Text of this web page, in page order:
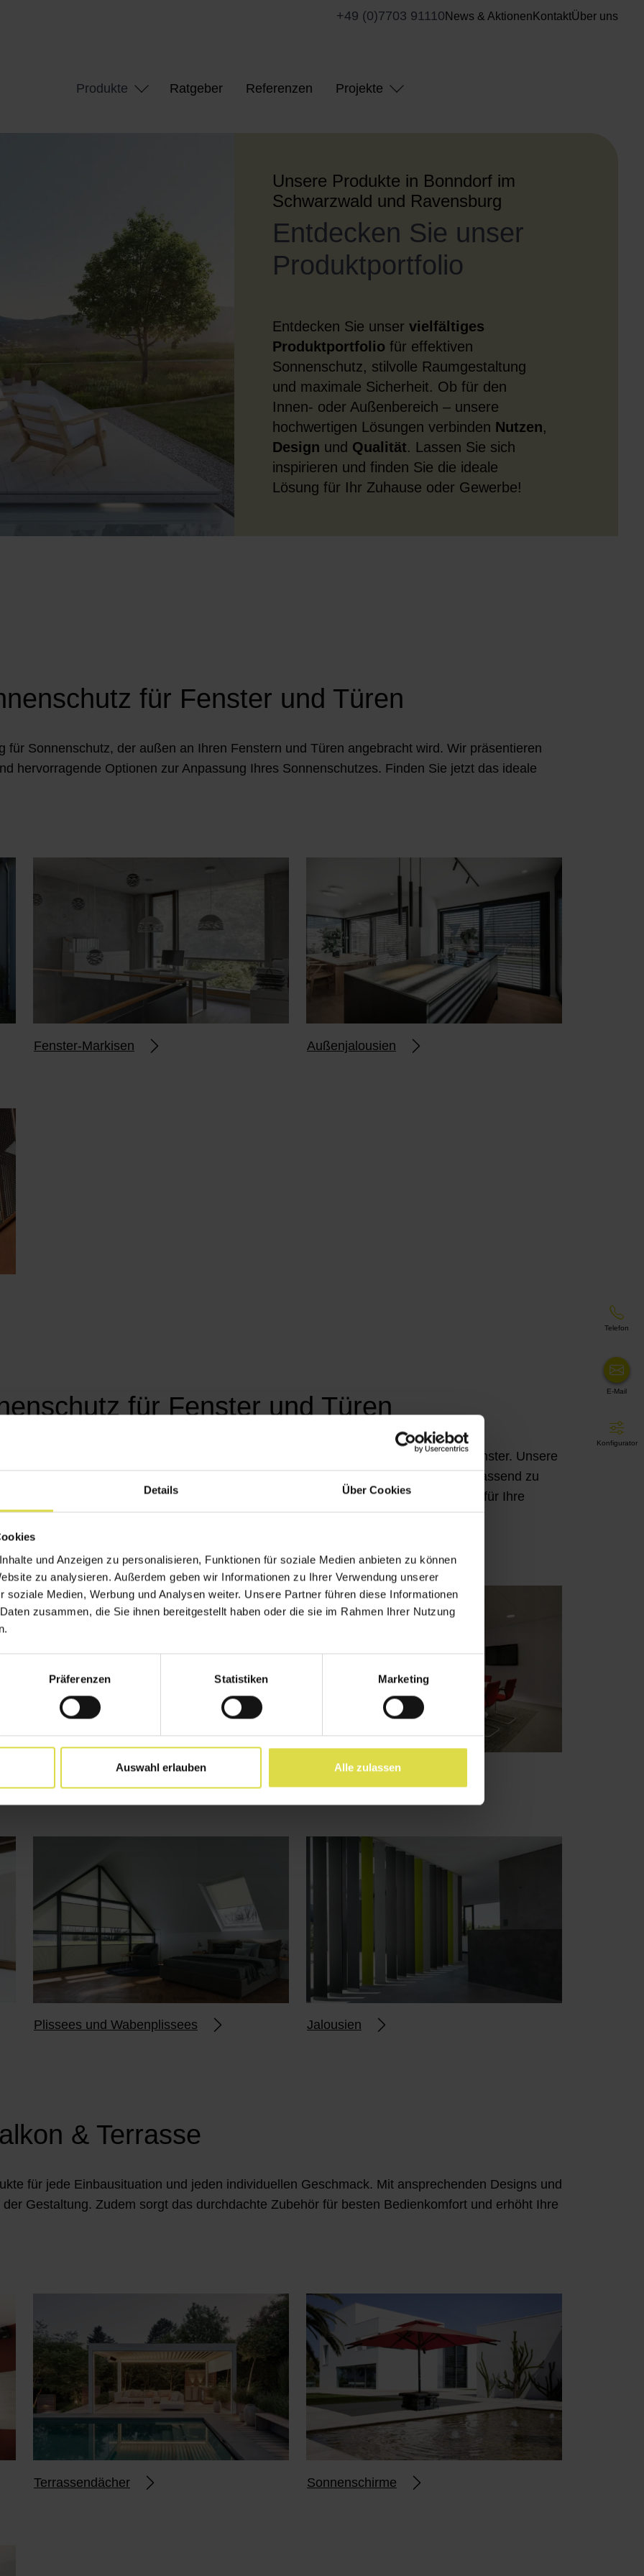
Details Über Cookies
und Anzeigen zu personalisieren, Funktionen für soziale Medien anbieten zu können
zu analysieren. Außerdem geben wir Informationen zu Ihrer Verwendung unserer
soziale Medien, Werbung und Analysen weiter. Unsere Partner führen diese Informationen
zusammen, die Sie ihnen bereitgestellt haben oder die sie im Rahmen Ihrer Nutzung
Präferenzen Statistiken Marketing
Auswahl erlauben Alle zulassen
+49 (0)7703 91110 News & Aktionen KontaktÜber uns
Produkte Ratgeber Referenzen Projekte
Unsere Produkte in Bonndorf im
Schwarzwald und Ravensburg
Entdecken Sie unser
Produktportfolio
Entdecken Sie unservielfältiges
Produktportfolio für effektiven
Sonnenschutz, stilvolle Raumgestaltung
und maximale Sicherheit. Ob für den
Innen- oder Außenbereich – unsere
hochwertigen Lösungen verbinden Nutzen,
Design und Qualität. Lassen Sie sich
inspirieren und finden Sie die ideale
Lösung für Ihr Zuhause oder Gewerbe!
für Fenster und Türen
für Sonnenschutz, der außen an Ihren Fenstern und Türen angebracht wird. Wir präsentieren
hervorragende Optionen zur Anpassung Ihres Sonnenschutzes. Finden Sie jetzt das ideale
Fenster-Markisen Außenjalousien
für Fenster und Türen
und perfekt abgestimmten Sonnenschutzlösungen für die Innenseite Ihrer Fenster. Unsere
ermöglicht es Ihnen, den Sonnenschutz genau nach Ihren Wünschen und passend zu
Sie unser Sortiment und entdecken Sie den idealen innenliegenden Sonnenschutz für Ihre
Flächenvorhänge Verdunkelungsanlagen
Plissees und Wabenplissees Jalousien
& Terrasse
für jede Einbausituation und jeden individuellen Geschmack. Mit ansprechenden Designs und
Gestaltung. Zudem sorgt das durchdachte Zubehör für besten Bedienkomfort und erhöht Ihre
Terrassendächer Sonnenschirme
Telefon
E-Mail
Konfigurator